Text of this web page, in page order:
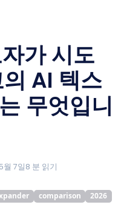
가 시도
AI 텍스
무엇입니
월 7일8 분 읽기
comparison 2026